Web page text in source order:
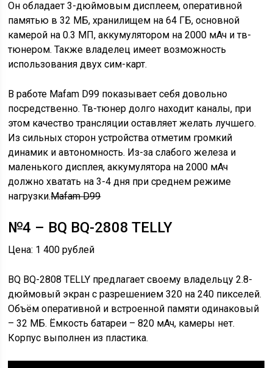
Он обладает 3-дюймовым дисплеем, оперативной
памятью в 32 МБ, хранилищем на 64 ГБ, основной
камерой на 0.3 МП, аккумулятором на 2000 мАч и тв-
тюнером. Также владелец имеет возможность
использования двух сим-карт.
В работе Mafam D99 показывает себя довольно
посредственно. Тв-тюнер долго находит каналы, при
этом качество трансляции оставляет желать лучшего.
Из сильных сторон устройства отметим громкий
динамик и автономность. Из-за слабого железа и
маленького дисплея, аккумулятора на 2000 мАч
должно хватать на 3-4 дня при среднем режиме
нагрузки.Mafam D99
№4 – BQ BQ-2808 TELLY
Цена: 1 400 рублей
BQ BQ-2808 TELLY предлагает своему владельцу 2.8-
дюймовый экран с разрешением 320 на 240 пикселей.
Объём оперативной и встроенной памяти одинаковый
– 32 МБ. Ёмкость батареи – 820 мАч, камеры нет.
Корпус выполнен из пластика.